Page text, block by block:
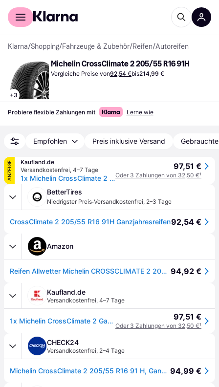
Für Shopper
Klarna/Shopping/Fahrzeuge & Zubehör/Reifen/Autoreifen
+3
Michelin CrossClimate 2 205/55 R16 91H
Vergleiche Preise von92,54 €bis214,99 €
Probiere flexible Zahlungen mit Lerne wie
Empfohlen Preis inklusive Versand
ANZEIGE
Kaufland.de
Versandkostenfrei, 4–7 Tage
1x Michelin CrossClimate 2 Ganzjahresreifen 205/55 R16 91H M+S 3PMSF Allwetterreifen Reifen
97,51 €
Oder 3 Zahlungen von 32,50 €¹
BetterTires
Niedrigster Preis·Versandkostenfrei, 2–3 Tage
CrossClimate 2 205/55 R16 91H Ganzjahresreifen92,54 €
Amazon
Reifen Allwetter Michelin CROSSCLIMATE 2 205/55 R16 91H 94,92 €
Kaufland.de
Versandkostenfrei, 4–7 Tage
1x Michelin CrossClimate 2 Ganzjahresreifen 205/55 R16 91H M+S 3PMSF Allwetterreifen Reifen 97,51 €
Oder 3 Zahlungen von 32,50 €¹
CHECK24
Versandkostenfrei, 2–4 Tage
Michelin CrossClimate 2 205/55 R16 91 H, Ganzjahresreifen 94,99 €